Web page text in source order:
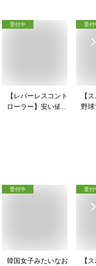
受付中
【レバーレスコント
ローラー】安い値段
受付
【
野
受付中
韓国女子みたいなお
受付
【